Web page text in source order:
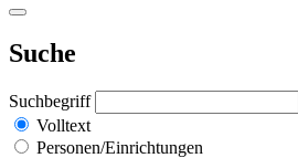
Suche
Suchbegriff
Volltext
Personen/Einrichtungen